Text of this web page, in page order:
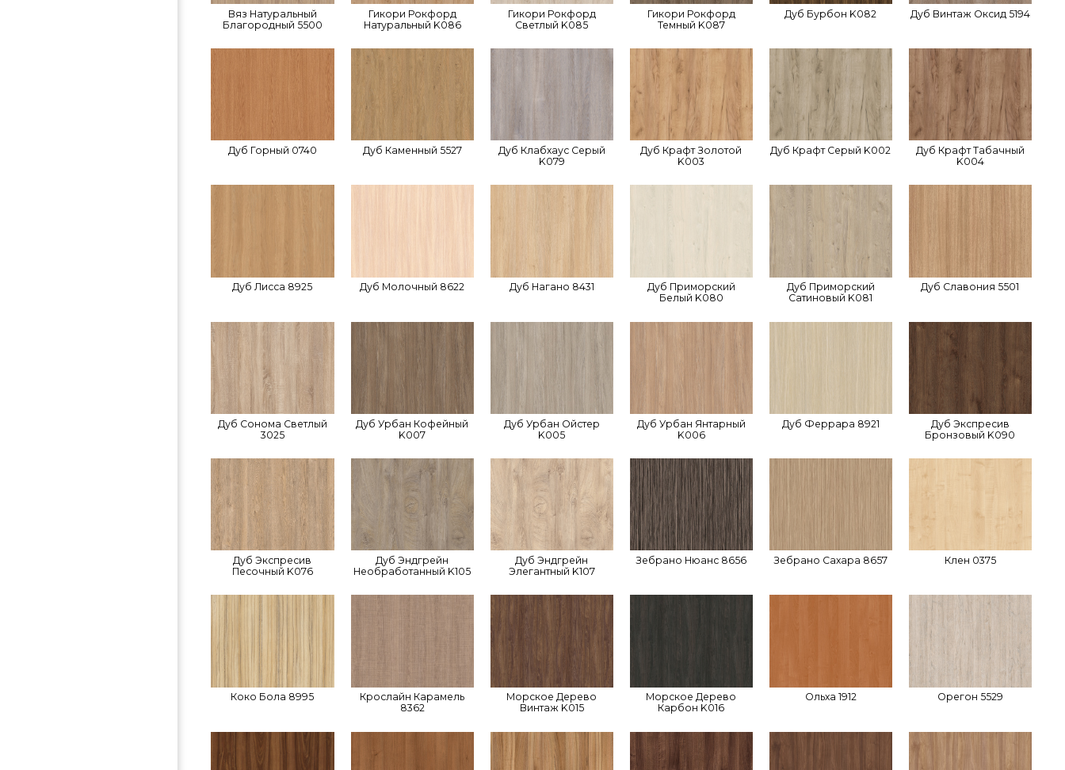
Вяз Натуральный
Благородный 5500
Гикори Рокфорд
Натуральный K086
Гикори Рокфорд
Светлый K085
Гикори Рокфорд
Темный K087
Дуб Бурбон K082 Дуб Винтаж Оксид 5194
Дуб Горный 0740 Дуб Каменный 5527
Дуб Клабхаус Серый
K079
Дуб Крафт Золотой
K003
Дуб Крафт Серый K002
Дуб Крафт Табачный
K004
Дуб Лисса 8925 Дуб Молочный 8622 Дуб Нагано 8431
Дуб Приморский
Белый K080
Дуб Приморский
Сатиновый K081
Дуб Славония 5501
Дуб Сонома Светлый
3025
Дуб Урбан Кофейный
K007
Дуб Урбан Ойстер
K005
Дуб Урбан Янтарный
K006
Дуб Феррара 8921
Дуб Экспресив
Бронзовый K090
Дуб Экспресив
Песочный K076
Дуб Эндгрейн
Необработанный K105
Дуб Эндгрейн
Элегантный K107
Зебрано Нюанс 8656 Зебрано Сахара 8657 Клен 0375
Коко Бола 8995
Крослайн Карамель
8362
Морское Дерево
Винтаж K015
Морское Дерево
Карбон K016
Ольха 1912 Орегон 5529